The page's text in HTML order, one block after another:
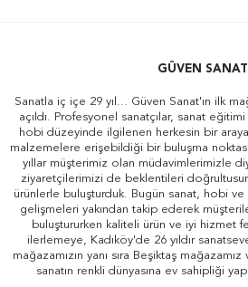
GÜVEN SANAT
Sanatla iç içe 29 yıl... Güven Sanat'ın ilk
açıldı. Profesyonel sanatçılar, sanat
hobi düzeyinde ilgilenen herkesin bir
malzemelere erişebildiği bir buluşma noktası
yıllar müşterimiz olan müdavimlerimizle
ziyaretçilerimizi de beklentileri
ürünlerle buluşturduk. Bugün sanat, hobi
gelişmeleri yakından takip ederek
buluştururken kaliteli ürün ve iyi hizmet
ilerlemeye, Kadıköy'de 26 yıldır
mağazamızın yanı sıra Beşiktaş
sanatın renkli dünyasına ev sahipliği